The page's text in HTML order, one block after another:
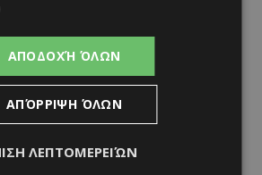
X Viber
ΑΠΟΔΟΧΉ ΌΛΩΝ
ΑΠΌΡΡΙΨΗ ΌΛΩΝ
ΛΕΠΤΟΜΕΡΕΙΏΝ